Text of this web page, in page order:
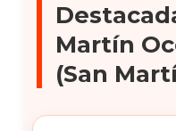
Martín
(San